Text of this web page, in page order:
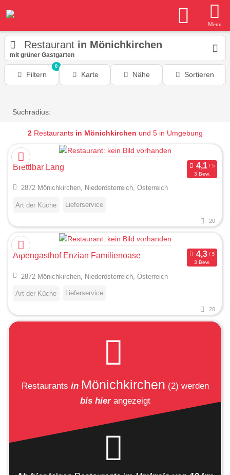
Menu
Restaurant in Mönichkirchen
mit grüner Gastgarten
Filtern
0
Karte Nähe Sortieren
Suchradius:
2Restaurants in Mönichkirchen und 5 in Umgebung
Brettlbar Lang
3 Bew.
2872 Mönichkirchen, Niederösterreich, Österreich
Art der Küche Lieferservice
20
Alpengasthof Enzian Familienoase
3 Bew.
2872 Mönichkirchen, Niederösterreich, Österreich
Art der Küche Lieferservice
20
Restaurants in Mönichkirchen (2) werden
bis hierangezeigt